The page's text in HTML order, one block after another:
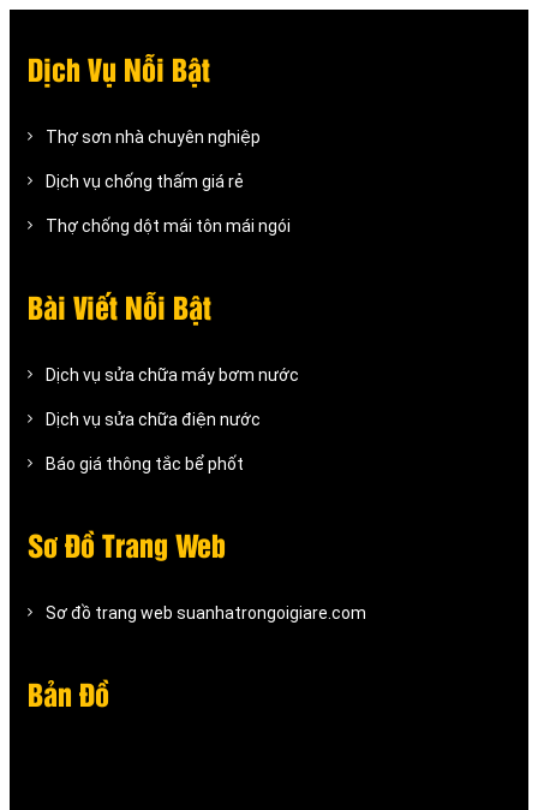
Dịch Vụ Nỗi Bật
Thợ sơn nhà chuyên nghiệp
Dịch vụ chống thấm giá rẻ
Thợ chống dột mái tôn mái ngói
Bài Viết Nỗi Bật
Dịch vụ sửa chữa máy bơm nước
Dịch vụ sửa chữa điện nước
Báo giá thông tắc bể phốt
Sơ Đồ Trang Web
Sơ đồ trang web suanhatrongoigiare.com
Bản Đồ